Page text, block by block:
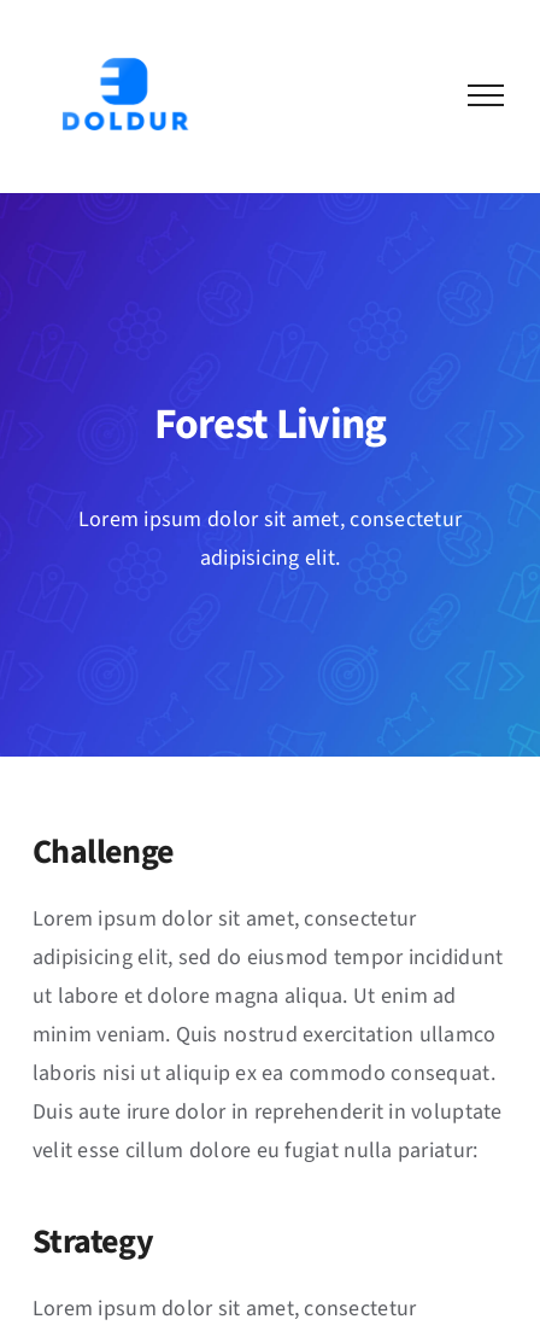
Forest Living
Lorem ipsum dolor sit amet, consectetur
adipisicing elit.
Challenge
Lorem ipsum dolor sit amet, consectetur
adipisicing elit, sed do eiusmod tempor incididunt
ut labore et dolore magna aliqua. Ut enim ad
minim veniam. Quis nostrud exercitation ullamco
laboris nisi ut aliquip ex ea commodo consequat.
Duis aute irure dolor in reprehenderit in voluptate
velit esse cillum dolore eu fugiat nulla pariatur:
Strategy
Lorem ipsum dolor sit amet, consectetur